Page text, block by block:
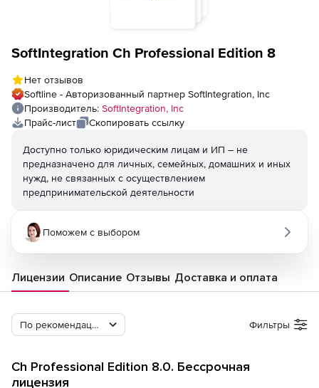
SoftIntegration Ch Professional Edition 8
Нет отзывов
Softline - Авторизованный партнер SoftIntegration, Inc
Производитель: SoftIntegration, Inc
Прайс-лист
Скопировать ссылку
Доступно только юридическим лицам и ИП – не
предназначено для личных, семейных, домашних и иных
нужд, не связанных с осуществлением
предпринимательской деятельности
Поможем с выбором
Лицензии Описание Отзывы Доставка и оплата
По рекомендации Softline Фильтры
Ch Professional Edition 8.0. Бессрочная
лицензия